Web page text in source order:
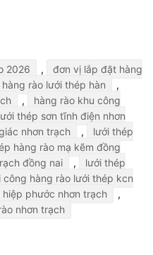
2026 ,
đơn vị lắp đặt hàng
rào lưới thép hàn
,
,
hàng rào khu công
thép sơn tĩnh điện nhơn
nhơn trạch ,
lưới thép
hàng rào mạ kẽm đồng
đồng nai ,
lưới thép
công hàng rào lưới thép kcn
phước nhơn trạch
,
nhơn trạch